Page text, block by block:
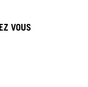
VOUS